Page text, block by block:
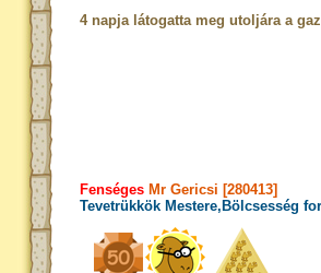
4 napja látogatta meg utoljára a
Fenséges Mr Gericsi [280413]
Tevetrükkök Mestere,Bölcsesség